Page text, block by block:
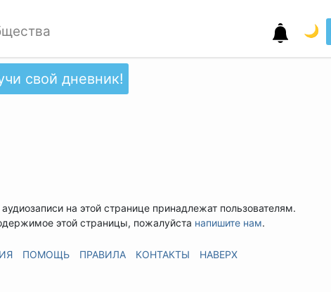
🌙
свой дневник!
на этой странице принадлежат пользователям.
этой страницы, пожалуйста напишите нам.
ПОМОЩЬ ПРАВИЛА КОНТАКТЫ НАВЕРХ